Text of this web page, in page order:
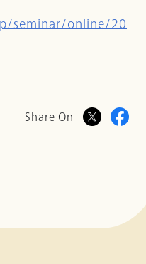
seminar/online/20
Share On